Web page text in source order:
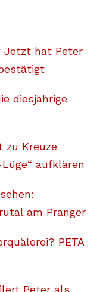
Jetzt hat Peter
diesjährige
zu Kreuze
aufklären
am Pranger
PETA